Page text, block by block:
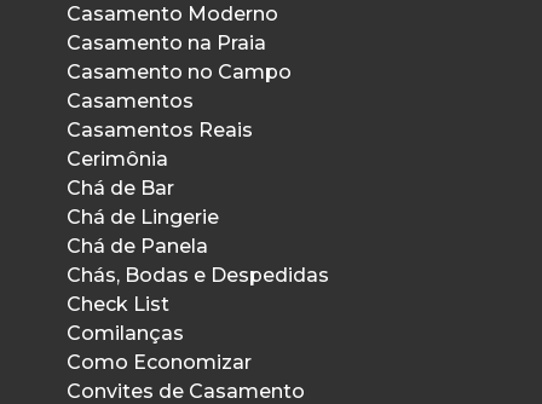
Casamento Moderno
Casamento na Praia
Casamento no Campo
Casamentos
Casamentos Reais
Cerimônia
Chá de Bar
Chá de Lingerie
Chá de Panela
Chás, Bodas e Despedidas
Check List
Comilanças
Como Economizar
Convites de Casamento